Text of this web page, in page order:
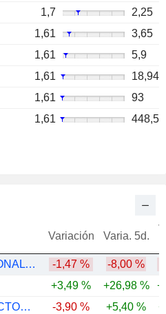
1,7
2,25
1,61
3,65
1,61
5,9
1,61
18,94
1,61
93
1,61 448,5
Variación Varia. 5d.
EBANG INTERNATIONAL HOLDINGS INC. -1,47 % -8,00 %
+3,49 % +26,98 %
SMIC (SEMICONDUCTOR MANUFACTURING INTERNATIONAL COMPANY)
-3,90 % +5,40 %